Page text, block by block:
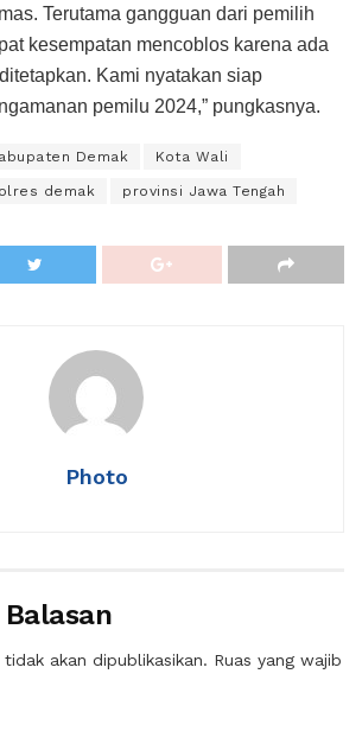
Terutama gangguan dari pemilih
kesempatan mencoblos karena ada
Kami nyatakan siap
pemilu 2024,” pungkasnya.
Demak Kota Wali
demak provinsi Jawa Tengah
Photo
akan dipublikasikan. Ruas yang wajib